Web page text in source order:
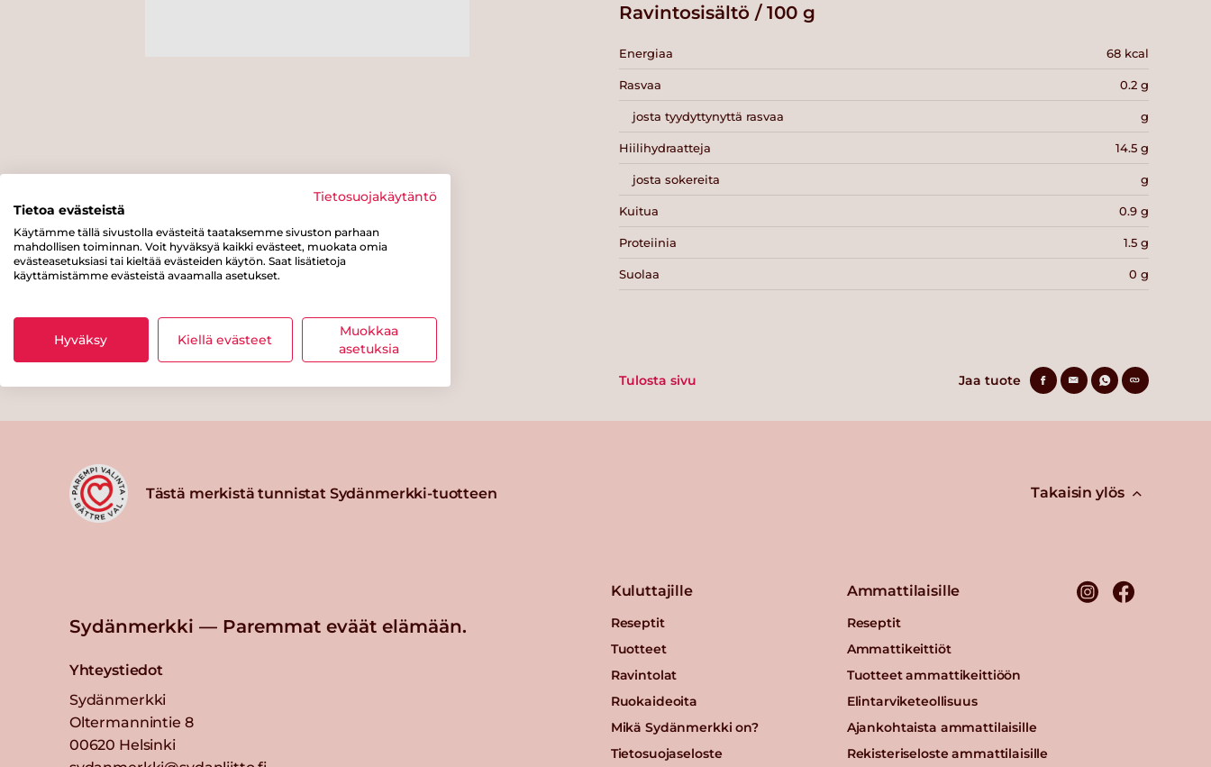
Ravintosisältö / 100 g
Energiaa 68 kcal
Rasvaa 0.2 g
josta tyydyttynyttä rasvaa g
Hiilihydraatteja 14.5 g
josta sokereita g
Kuitua 0.9 g
Proteiinia 1.5 g
Suolaa 0 g
Tulosta sivu Jaa tuote
Tästä merkistä tunnistat Sydänmerkki-tuotteen Takaisin ylös
Sydänmerkki — Paremmat eväät elämään.
Yhteystiedot
Sydänmerkki
Oltermannintie 8
00620 Helsinki
Kuluttajille
Reseptit
Tuotteet
Ravintolat
Ruokaideoita
Mikä Sydänmerkki on?
Tietosuojaseloste
Ammattilaisille
Reseptit
Ammattikeittiöt
Tuotteet ammattikeittiöön
Elintarviketeollisuus
Ajankohtaista ammattilaisille
Rekisteriseloste ammattilaisille
Tietosuojakäytäntö
Tietoa evästeistä
Käytämme tällä sivustolla evästeitä taataksemme sivuston parhaan
mahdollisen toiminnan. Voit hyväksyä kaikki evästeet, muokata omia
evästeasetuksiasi tai kieltää evästeiden käytön. Saat lisätietoja
käyttämistämme evästeistä avaamalla asetukset.
Hyväksy Kiellä evästeet
Muokkaa
asetuksia